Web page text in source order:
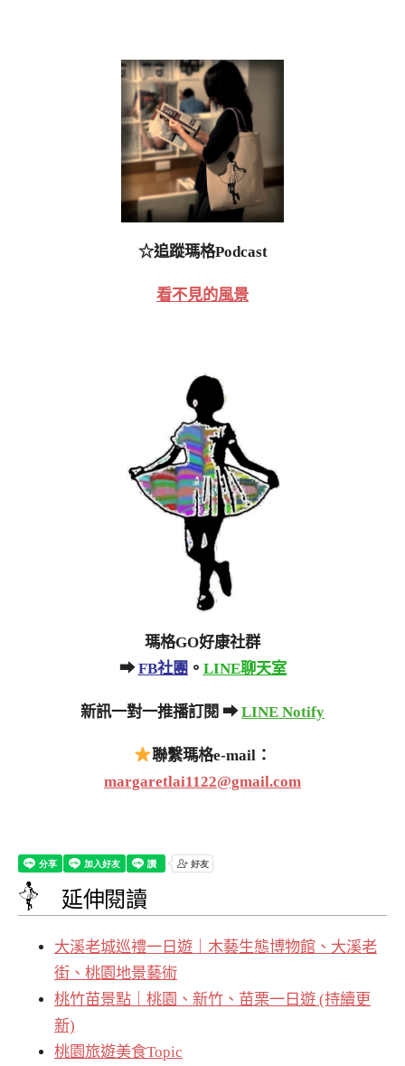
☆追蹤瑪格Podcast
看不見的風景
瑪格GO好康社群
➡FB社團 。 LINE聊天室
新訊一對一推播訂閱 ➡LINE Notify
聯繫瑪格e-mail：
margaretlai1122@gmail.com
延伸閱讀
大溪老城巡禮一日遊｜木藝生態博物館、大溪老
街、桃園地景藝術
桃竹苗景點｜桃園、新竹、苗栗一日遊 (持續更
新)
桃園旅遊美食Topic